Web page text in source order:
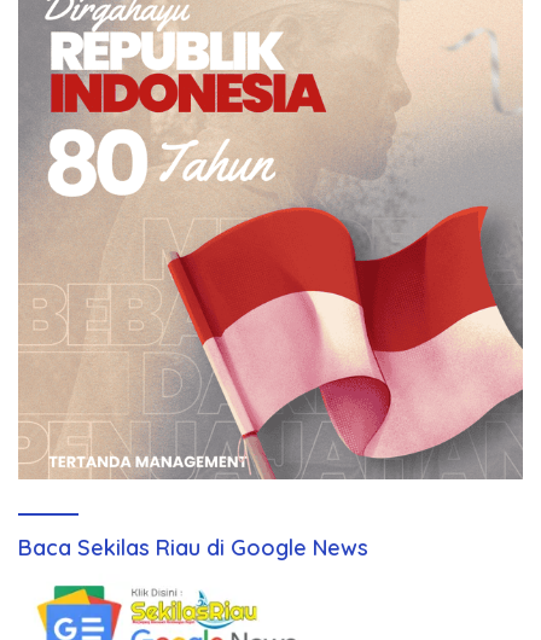
Baca Sekilas Riau di Google News